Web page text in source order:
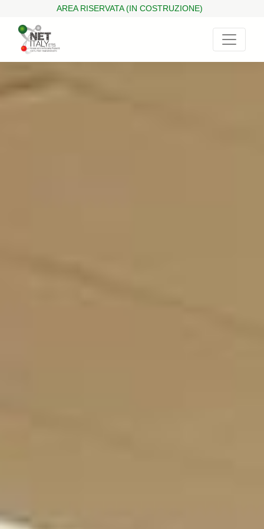
AREA RISERVATA (IN COSTRUZIONE)
START SLIDE 02START SLIDE 03